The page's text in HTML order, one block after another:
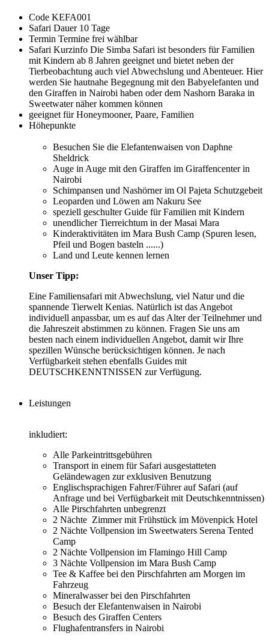
Code KEFA001
Safari Dauer 10 Tage
Termin Termine frei wählbar
Safari Kurzinfo Die Simba Safari ist besonders für Familien
mit Kindern ab 8 Jahren geeignet und bietet neben der
Tierbeobachtung auch viel Abwechslung und Abenteuer. Hier
werden Sie hautnahe Begegnung mit den Babyelefanten und
den Giraffen in Nairobi haben oder dem Nashorn Baraka in
Sweetwater näher kommen können
geeignet für Honeymooner, Paare, Familien
Höhepunkte
Besuchen Sie die Elefantenwaisen von Daphne
Sheldrick
Auge in Auge mit den Giraffen im Giraffencenter in
Nairobi
Schimpansen und Nashörner im Ol Pajeta Schutzgebeit
Leoparden und Löwen am Nakuru See
speziell geschulter Guide für Familien mit Kindern
unendlicher Tierreichtum in der Masai Mara
Kinderaktivitäten im Mara Bush Camp (Spuren lesen,
Pfeil und Bogen basteln ......)
Land und Leute kennen lernen
Unser Tipp:
Eine Familiensafari mit Abwechslung, viel Natur und die
spannende Tierwelt Kenias. Natürlich ist das Angebot
individuell anpassbar, um es auf das Alter der Teilnehmer und
die Jahreszeit abstimmen zu können. Fragen Sie uns am
besten nach einem individuellen Angebot, damit wir Ihre
spezillen Wünsche berücksichtigen können. Je nach
Verfügbarkeit stehen ebenfalls Guides mit
DEUTSCHKENNTNISSEN zur Verfügung.
Leistungen
inkludiert:
Alle Parkeintrittsgebühren
Transport in einem für Safari ausgestatteten
Geländewagen zur exklusiven Benutzung
Englischsprachigen Fahrer/Führer auf Safari (auf
Anfrage und bei Verfügbarkeit mit Deutschkenntnissen)
Alle Pirschfahrten unbegrenzt
2 Nächte Zimmer mit Frühstück im Mövenpick Hotel
2 Nächte Vollpension im Sweetwaters Serena Tented
Camp
2 Nächte Vollpension im Flamingo Hill Camp
3 Nächte Vollpension im Mara Bush Camp
Tee & Kaffee bei den Pirschfahrten am Morgen im
Fahrzeug
Mineralwasser bei den Pirschfahrten
Besuch der Elefantenwaisen in Nairobi
Besuch des Giraffen Centers
Flughafentransfers in Nairobi